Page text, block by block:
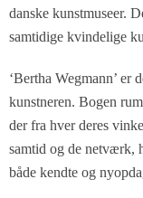
danske kunstmuseer.
samtidige kvindelige
‘Bertha Wegmann’ er
kunstneren. Bogen
der fra hver deres
samtid og de netværk,
både kendte og